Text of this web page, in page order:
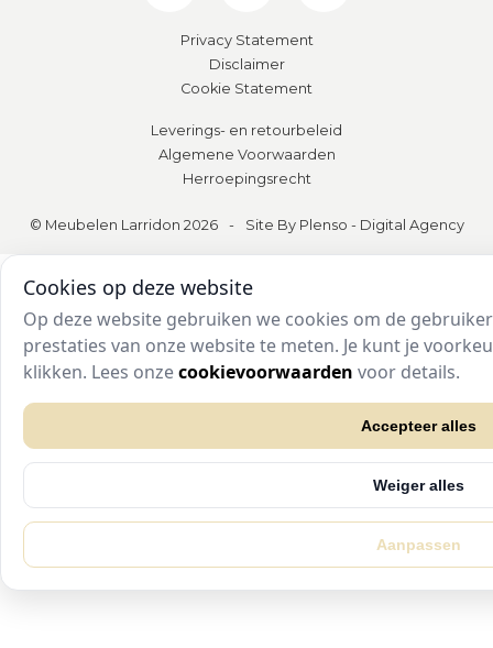
Privacy Statement
Disclaimer
Cookie Statement
Leverings- en retourbeleid
Algemene Voorwaarden
Herroepingsrecht
© Meubelen Larridon 2026 - Site By Plenso - Digital Agency
Cookies op deze website
Op deze website gebruiken we cookies om de
prestaties van onze website te meten. Je kunt je
klikken. Lees onzecookievoorwaarden voor details.
Accepteer alles
Weiger alles
Aanpassen